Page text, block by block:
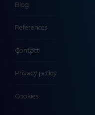
Blog
References
Contact
Privacy policy
Cookies